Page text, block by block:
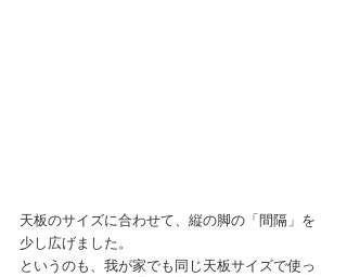
天板のサイズに合わせて、縦の脚の「間隔」を
少し広げました。
というのも、我が家でも同じ天板サイズで使っ